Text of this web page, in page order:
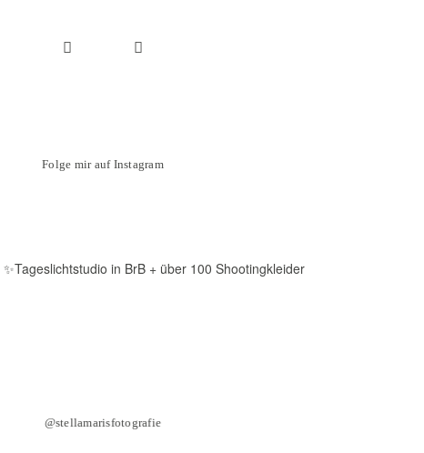
Folge mir auf Instagram
@stellamarisfotografie
✨Tageslichtstudio in BrB + über 100 Shootingkleider